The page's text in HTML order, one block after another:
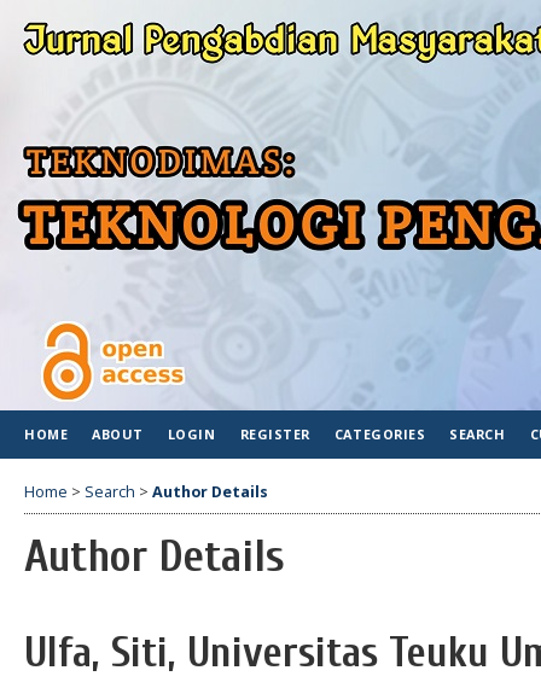
HOME ABOUT LOGIN REGISTER CATEGORIES SEARCH
Home > Search > Author Details
Author Details
Ulfa, Siti, Universitas Teuku